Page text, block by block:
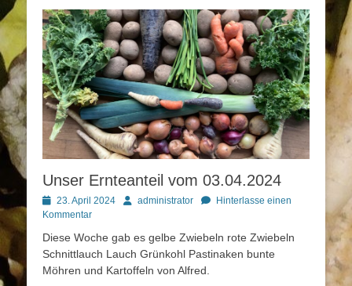
Unser Ernteanteil vom 03.04.2024
Posted
on
23. April 2024 Autoradministrator
Hinterlasse einen
Kommentar
Diese Woche gab es gelbe Zwiebeln rote Zwiebeln
Schnittlauch Lauch Grünkohl Pastinaken bunte
Möhren und Kartoffeln von Alfred.